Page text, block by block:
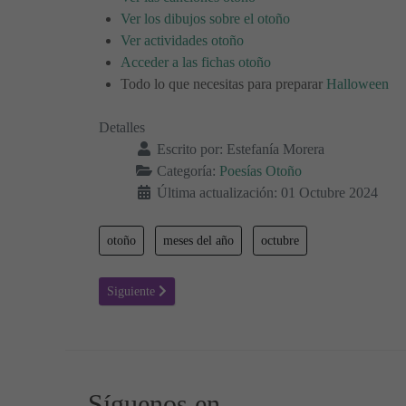
Ver los dibujos sobre el otoño
Ver actividades otoño
Acceder a las fichas otoño
Todo lo que necesitas para preparar Halloween
Detalles
Escrito por: Estefanía Morera
Categoría: Poesías Otoño
Última actualización: 01 Octubre 2024
otoño meses del año octubre
Artículo siguiente: El otoño nos enseña 🍁 Poesías
Siguiente